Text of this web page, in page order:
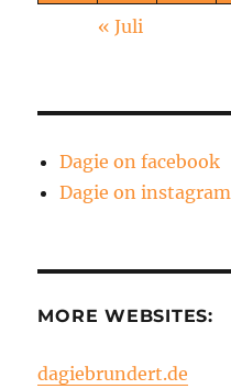
« Juli
Dagie on facebook
Dagie on instagram
MORE WEBSITES:
dagiebrundert.de